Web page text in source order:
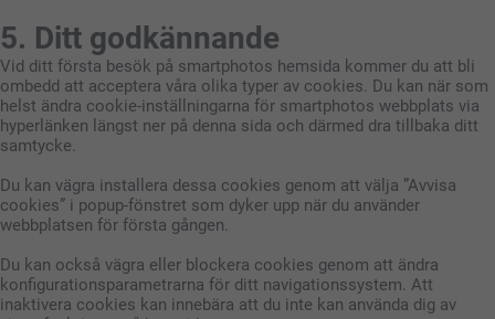
5. Ditt godkännande
Vid ditt första besök på smartphotos hemsida kommer du att bli
ombedd att acceptera våra olika typer av cookies. Du kan när som
helst ändra cookie-inställningarna för smartphotos webbplats via
hyperlänken längst ner på denna sida och därmed dra tillbaka ditt
samtycke.
Du kan vägra installera dessa cookies genom att välja ”Avvisa
cookies” i popup-fönstret som dyker upp när du använder
webbplatsen för första gången.
Du kan också vägra eller blockera cookies genom att ändra
konfigurationsparametrarna för ditt navigationssystem. Att
inaktivera cookies kan innebära att du inte kan använda dig av